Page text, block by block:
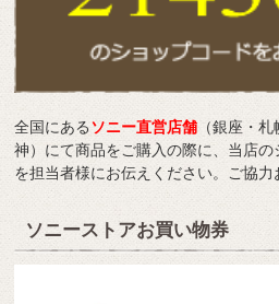
全国にあるソニー直営店舗 （銀座・
神）にて商品をご購入の際に、当店の
を担当者様にお伝えください。ご協力
ソニーストアお買い物券